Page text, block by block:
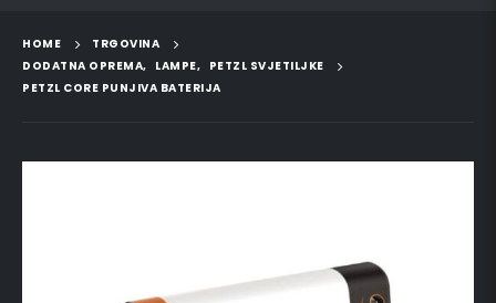
HOME
TRGOVINA
DODATNA OPREMA, LAMPE, PETZL SVJETILJKE
PETZL CORE PUNJIVA BATERIJA